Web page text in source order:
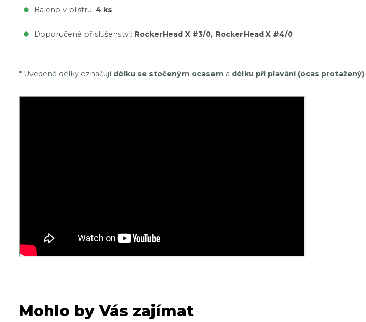
Baleno v blistru: 4 ks
Doporučené příslušenství: RockerHead X #3/0, RockerHead X #4/0
* Uvedené délky označují délku se stočeným ocasem a délku při plavání (ocas protažený).
Mohlo by Vás zajímat